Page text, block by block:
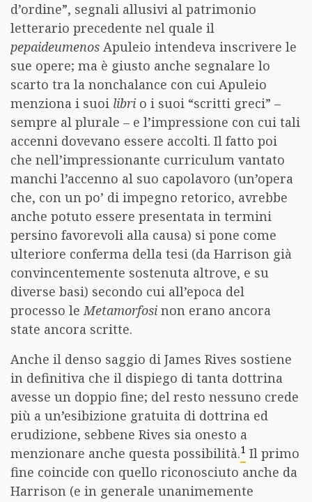
d’ordine”, segnali allusivi al patrimonio
letterario precedente nel quale il
pepaideumenos Apuleio intendeva inscrivere le
sue opere; ma è giusto anche segnalare lo
scarto tra la nonchalance con cui Apuleio
menziona i suoi libri o i suoi “scritti greci” –
sempre al plurale – e l’impressione con cui tali
accenni dovevano essere accolti. Il fatto poi
che nell’impressionante curriculum vantato
manchi l’accenno al suo capolavoro (un’opera
che, con un po’ di impegno retorico, avrebbe
anche potuto essere presentata in termini
persino favorevoli alla causa) si pone come
ulteriore conferma della tesi (da Harrison già
convincentemente sostenuta altrove, e su
diverse basi) secondo cui all’epoca del
processo leMetamorfosi non erano ancora
state ancora scritte.
Anche il denso saggio di James Rives sostiene
in definitiva che il dispiego di tanta dottrina
avesse un doppio fine; del resto nessuno crede
più a un’esibizione gratuita di dottrina ed
erudizione, sebbene Rives sia onesto a
menzionare anche questa possibilità.1 Il primo
fine coincide con quello riconosciuto anche da
Harrison (e in generale unanimemente